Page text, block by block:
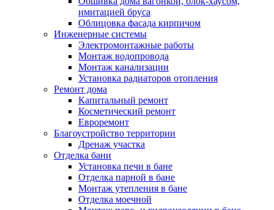
имитацией бруса
Облицовка фасада кирпичом
Инженерные системы
Электромонтажные работы
Монтаж водопровода
Монтаж канализации
Установка радиаторов отопления
Ремонт дома
Капитальный ремонт
Косметический ремонт
Евроремонт
Благоустройство территории
Дренаж участка
Отделка бани
Установка печи в бане
Отделка парной в бане
Монтаж утепления в бане
Отделка моечной